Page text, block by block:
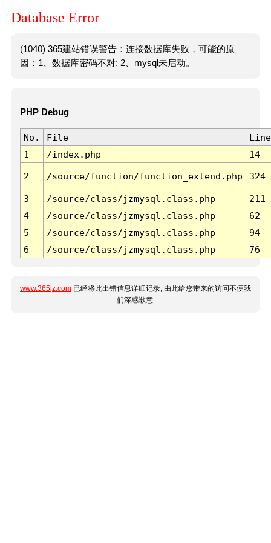
Database Error
(1040) 365建站错误警告：连接数据库失败，可能的原
因：1、数据库密码不对; 2、mysql未启动。
PHP Debug
No. File
Line
1
/index.php 14
2 /source/function/function_extend.php 324
3 /source/class/jzmysql.class.php
211
4
/source/class/jzmysql.class.php
62
5
/source/class/jzmysql.class.php
94
6
/source/class/jzmysql.class.php 76
www.365jz.com 已经将此出错信息详细记录, 由此给您带来的访问不便我
们深感歉意.